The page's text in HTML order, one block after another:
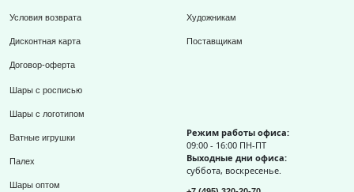
Условия возврата
Дисконтная карта
Договор-оферта
Художникам
Поставщикам
Шары с росписью
Шары с логотипом
Ватные игрушки
Палех
Шары оптом
Режим работы офиса:
09:00 - 16:00 ПН-ПТ
Выходные дни офиса:
суббота, воскресенье.